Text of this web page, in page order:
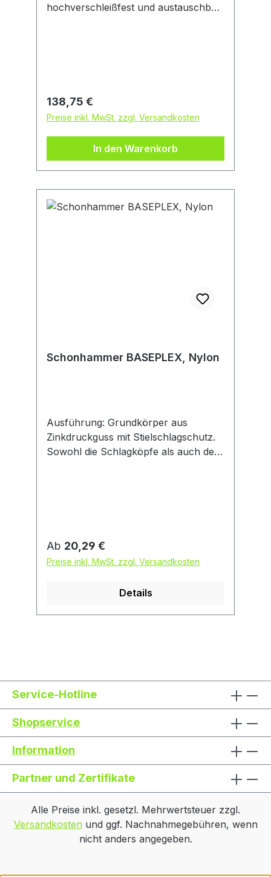
hochverschleißfest und austauschbar
TG Staphorsti. A., NL, +31134679128,
info@orit.nl
Regulärer Preis:
138,75 €
Preise inkl. MwSt. zzgl. Versandkosten
In den Warenkorb
Schonhammer BASEPLEX, Nylon
Ausführung: Grundkörper aus
Zinkdruckguss mit Stielschlagschutz.
Sowohl die Schlagköpfe als auch der
sehr verschleißfest, kein Absplittern.
Regulärer Preis:
Ab 20,29 €
Preise inkl. MwSt. zzgl. Versandkosten
Details
Service-Hotline
Shopservice
Information
Partner und Zertifikate
Alle Preise inkl. gesetzl. Mehrwertsteuer zzgl.
Versandkostenund ggf. Nachnahmegebühren, wenn
nicht anders angegeben.